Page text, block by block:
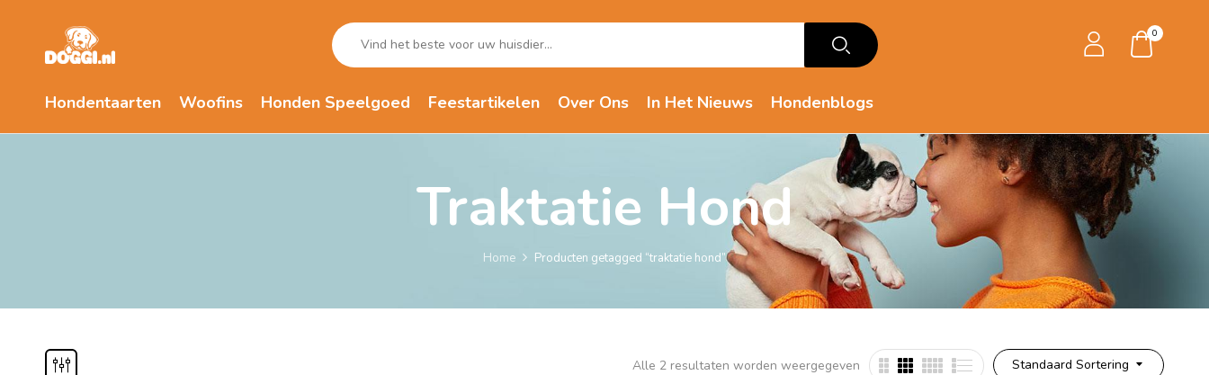
0
Hondentaarten Woofins Honden Speelgoed Feestartikelen Over Ons In Het Nieuws Hondenblogs
Traktatie Hond
Home Producten getagged “traktatie hond”
Standaard Sortering
Alle 2 resultaten worden weergegeven